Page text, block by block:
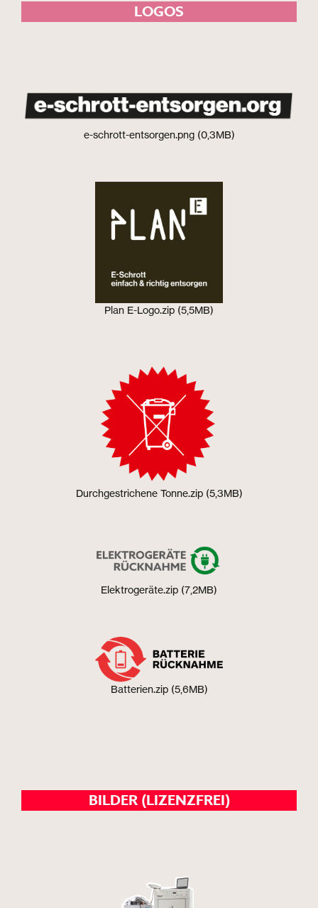
LOGOS
e-schrott-entsorgen.png (0,3MB)
Plan E-Logo.zip (5,5MB)
Durchgestrichene Tonne.zip (5,3MB)
Elektrogeräte.zip (7,2MB)
Batterien.zip (5,6MB)
BILDER (LIZENZFREI)